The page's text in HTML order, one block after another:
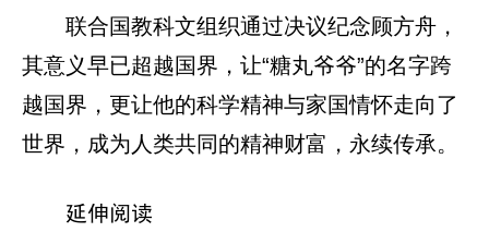
联合国教科文组织通过决议纪念顾方舟，
其意义早已超越国界，让“糖丸爷爷”的名字跨
越国界，更让他的科学精神与家国情怀走向了
世界，成为人类共同的精神财富，永续传承。
延伸阅读